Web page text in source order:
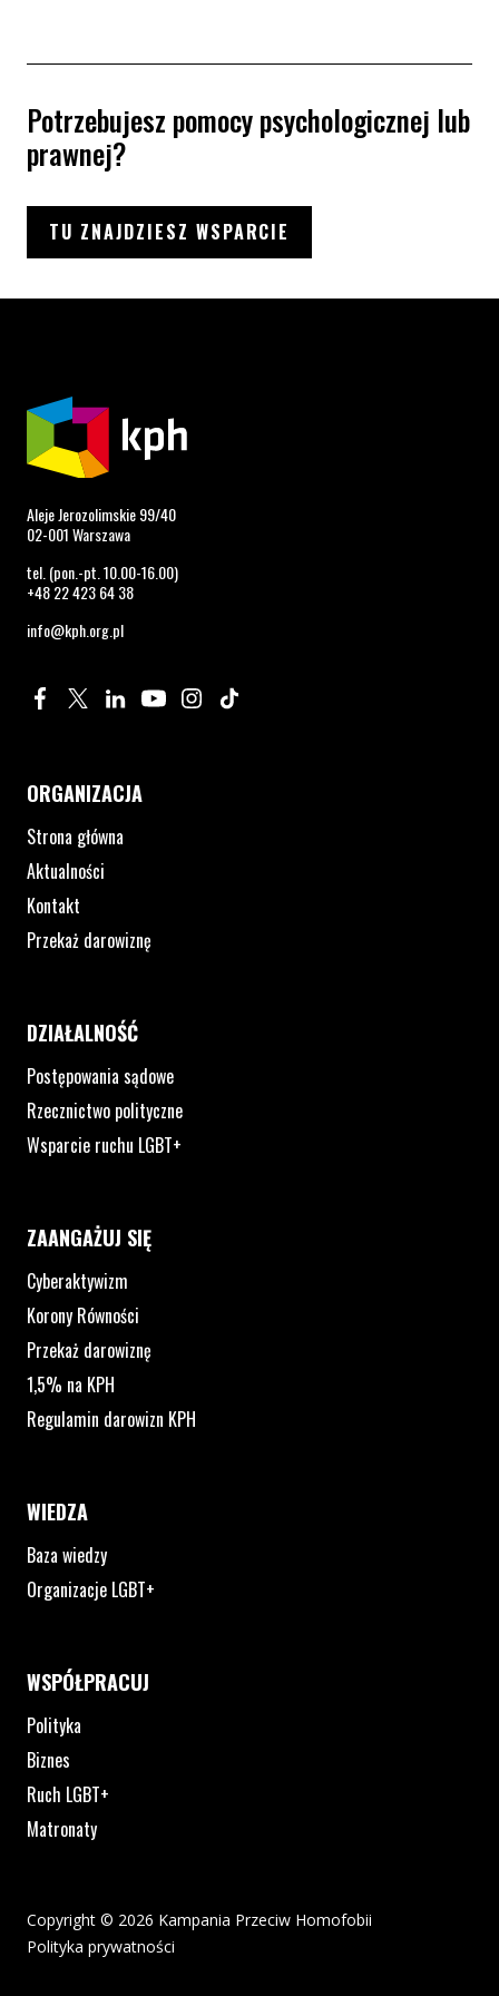
Potrzebujesz pomocy psychologicznej lub
prawnej?
TU ZNAJDZIESZ WSPARCIE
Aleje Jerozolimskie 99/40
02-001 Warszawa
tel. (pon.-pt. 10.00-16.00)
+48 22 423 64 38
info@kph.org.pl
Profil na Facebook. Strona otwiera się w nowym oknie.
Profil na Twitter. Strona otwiera się w nowym oknie.
Profil na LinkedIn. Strona otwiera się w nowym oknie.
Profil na YouTube. Strona otwiera się w nowym
Profil na Instagram. Strona otwiera się
ORGANIZACJA
Strona główna
Aktualności
Kontakt
Przekaż darowiznę
DZIAŁALNOŚĆ
Postępowania sądowe
Rzecznictwo polityczne
Wsparcie ruchu LGBT+
ZAANGAŻUJ SIĘ
Cyberaktywizm
Korony Równości
Przekaż darowiznę
1,5% na KPH
Regulamin darowizn KPH
WIEDZA
Baza wiedzy
Organizacje LGBT+
WSPÓŁPRACUJ
Polityka
Biznes
Ruch LGBT+
Matronaty
Copyright © 2026 Kampania Przeciw Homofobii
Polityka prywatności